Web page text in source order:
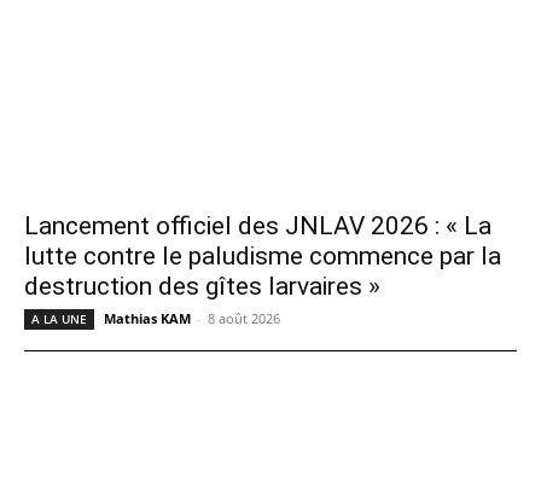
Lancement officiel des JNLAV 2026 : « La
lutte contre le paludisme commence par la
destruction des gîtes larvaires »
A LA UNE Mathias KAM - 8 août 2026